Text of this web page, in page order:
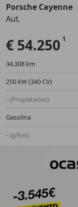
Anterior
Porsche Cayenne
Aut.
€ 54.250
34.308 km
250 kW (340 CV)
- (Propietarios)
Gasolina
- (g/km)